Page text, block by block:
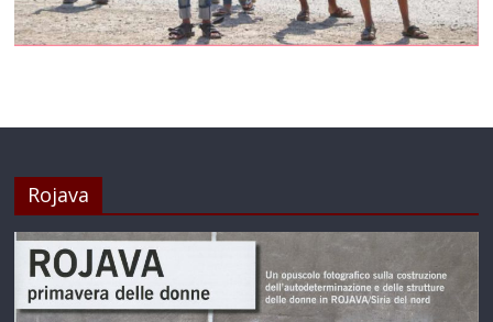
Rojava